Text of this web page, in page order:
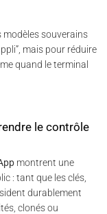
modèles souverains
mais pour réduire
quand le terminal
le contrôle
montrent une
: tant que les clés,
durablement
clonés ou